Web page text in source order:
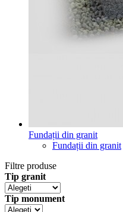
Fundații din granit
Fundații din granit
Filtre produse
Tip granit
Tip monument